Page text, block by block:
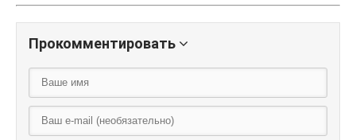
Прокомментировать